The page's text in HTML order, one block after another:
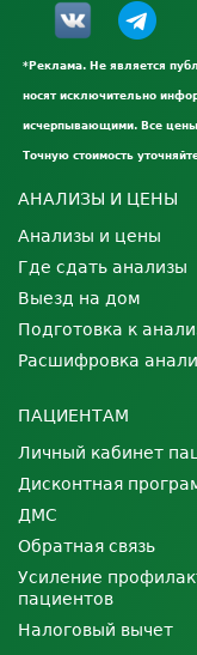
*Реклама. Не является
носят исключительно
исчерпывающими. Все
Точную стоимость
АНАЛИЗЫ И ЦЕНЫ
Анализы и цены
Где сдать анализы
Выезд на дом
Подготовка к
Расшифровка
ПАЦИЕНТАМ
Личный кабинет
Дисконтная
ДМС
Обратная связь
Усиление
пациентов
Налоговый вычет